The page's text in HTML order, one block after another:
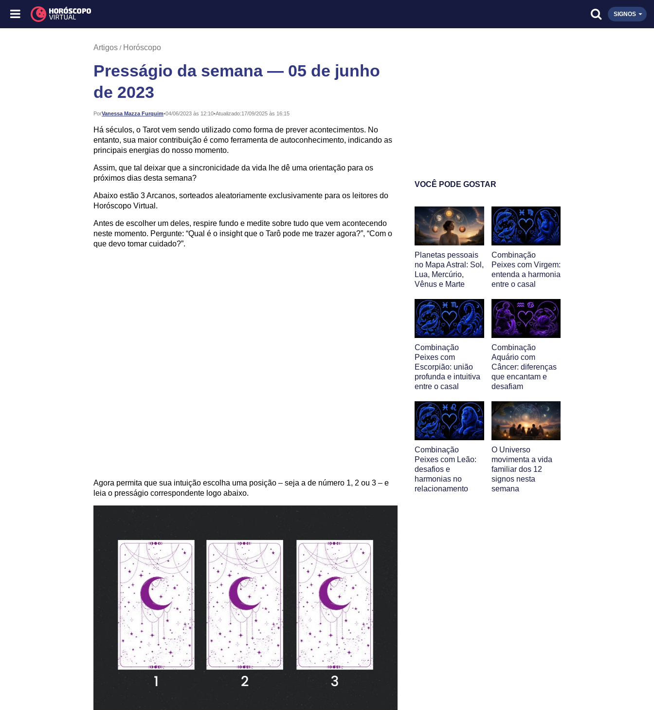
SIGNOS
Artigos Horóscopo
Presságio da semana — 05 de junho
de 2023
PorVanessa Mazza Furquim•
Publicado: 04/06/2023 às 12:10•Atualizado:17/09/2025 às 16:15
Há séculos, o Tarot vem sendo utilizado como forma de prever acontecimentos. No
entanto, sua maior contribuição é como ferramenta de autoconhecimento, indicando as
principais energias do nosso momento.
Assim, que tal deixar que a sincronicidade da vida lhe dê uma orientação para os
próximos dias desta semana?
Abaixo estão 3 Arcanos, sorteados aleatoriamente exclusivamente para os leitores do
Horóscopo Virtual.
Antes de escolher um deles, respire fundo e medite sobre tudo que vem acontecendo
neste momento. Pergunte: “Qual é o insight que o Tarô pode me trazer agora?”, “Com o
que devo tomar cuidado?”.
Agora permita que sua intuição escolha uma posição – seja a de número 1, 2 ou 3 – e
leia o presságio correspondente logo abaixo.
VOCÊ PODE GOSTAR
Planetas pessoais
no Mapa Astral: Sol,
Lua, Mercúrio,
Vênus e Marte
Combinação
Peixes com Virgem:
entenda a harmonia
entre o casal
Combinação
Peixes com
Escorpião: união
profunda e intuitiva
entre o casal
Combinação
Aquário com
Câncer: diferenças
que encantam e
desafiam
Combinação
Peixes com Leão:
desafios e
harmonias no
relacionamento
O Universo
movimenta a vida
familiar dos 12
signos nesta
semana